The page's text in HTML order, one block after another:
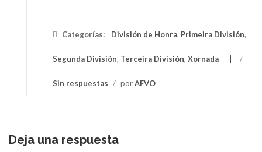
Categorías: División de Honra, Primeira División,
Segunda División, Terceira División, Xornada /
Sin respuestas / porAFVO
Deja una respuesta